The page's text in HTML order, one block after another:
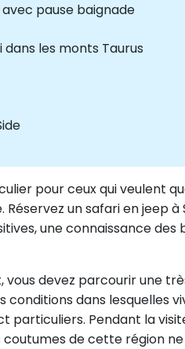
pause baignade
les monts Taurus
pour ceux qui
un safari en jeep
une connaissance
vous devez parcourir une
dans lesquelles
Pendant la
de cette région